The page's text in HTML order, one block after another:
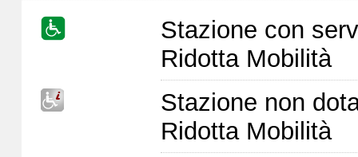
Stazione con
Ridotta Mobilità
Stazione non
Ridotta Mobilità